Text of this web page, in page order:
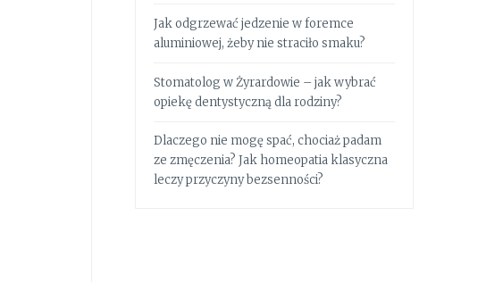
Jak odgrzewać jedzenie w foremce
aluminiowej, żeby nie straciło smaku?
Stomatolog w Żyrardowie – jak wybrać
opiekę dentystyczną dla rodziny?
Dlaczego nie mogę spać, chociaż padam
ze zmęczenia? Jak homeopatia klasyczna
leczy przyczyny bezsenności?